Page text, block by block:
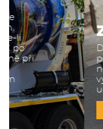
ZAPA
Díky využití
potřebu jejich
neobnovitelné
výrobu betonu,
udržitelný rozvoj